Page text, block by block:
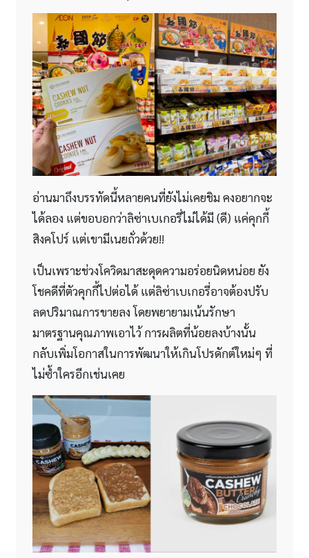
อ่านมาถึงบรรทัดนี้หลายคนที่ยังไม่เคยชิม คงอยากจะ
ได้ลอง แต่ขอบอกว่าลิซ่าเบเกอรี่ไม่ได้มี (ดี) แค่คุกกี้
สิงคโปร์ แต่เขามีเนยถั่วด้วย!!
เป็นเพราะช่วงโควิดมาสะดุดความอร่อยนิดหน่อย ยัง
โชคดีที่ตัวคุกกี้ไปต่อได้ แต่ลิซ่าเบเกอรี่อาจต้องปรับ
ลดปริมาณการขายลง โดยพยายามเน้นรักษา
มาตรฐานคุณภาพเอาไว้ การผลิตที่น้อยลงบ้างนั้น
กลับเพิ่มโอกาสในการพัฒนาให้เกินโปรดักต์ใหม่ๆ ที่
ไม่ซ้ำใครอีกเช่นเคย